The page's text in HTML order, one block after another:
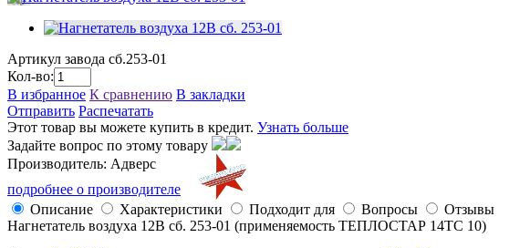
Артикул завода сб.253-01
Кол-во:
В избранное К сравнению В закладки
Отправить Распечатать
Этот товар вы можете купить в кредит. Узнать больше
Задайте вопрос по этому товару
Производитель: Адверс
подробнее о производителе
Описание
Характеристики Подходит для Вопросы
Отзывы
Нагнетатель воздуха 12В сб. 253-01 (применяемость ТЕПЛОСТАР 14ТС 10)